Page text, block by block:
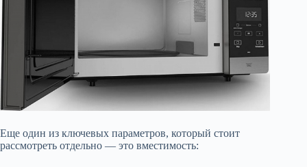
Еще один из ключевых параметров, который стоит
рассмотреть отдельно — это вместимость: